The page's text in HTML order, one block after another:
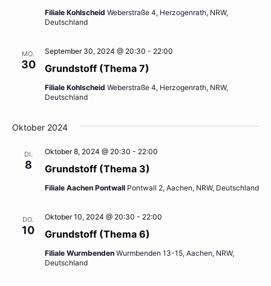
Filiale Kohlscheid Weberstraße 4, Herzogenrath, NRW,
Deutschland
MO.
30 Grundstoff (Thema 7)
September 30, 2024 @ 20:30 - 22:00
Filiale Kohlscheid Weberstraße 4, Herzogenrath, NRW,
Deutschland
Oktober 2024
DI.
8 Grundstoff (Thema 3)
Oktober 8, 2024 @ 20:30 - 22:00
Filiale Aachen Pontwall Pontwall 2, Aachen, NRW, Deutschland
DO.
10 Grundstoff (Thema 6)
Oktober 10, 2024 @ 20:30 - 22:00
Filiale Wurmbenden Wurmbenden 13-15, Aachen, NRW,
Deutschland